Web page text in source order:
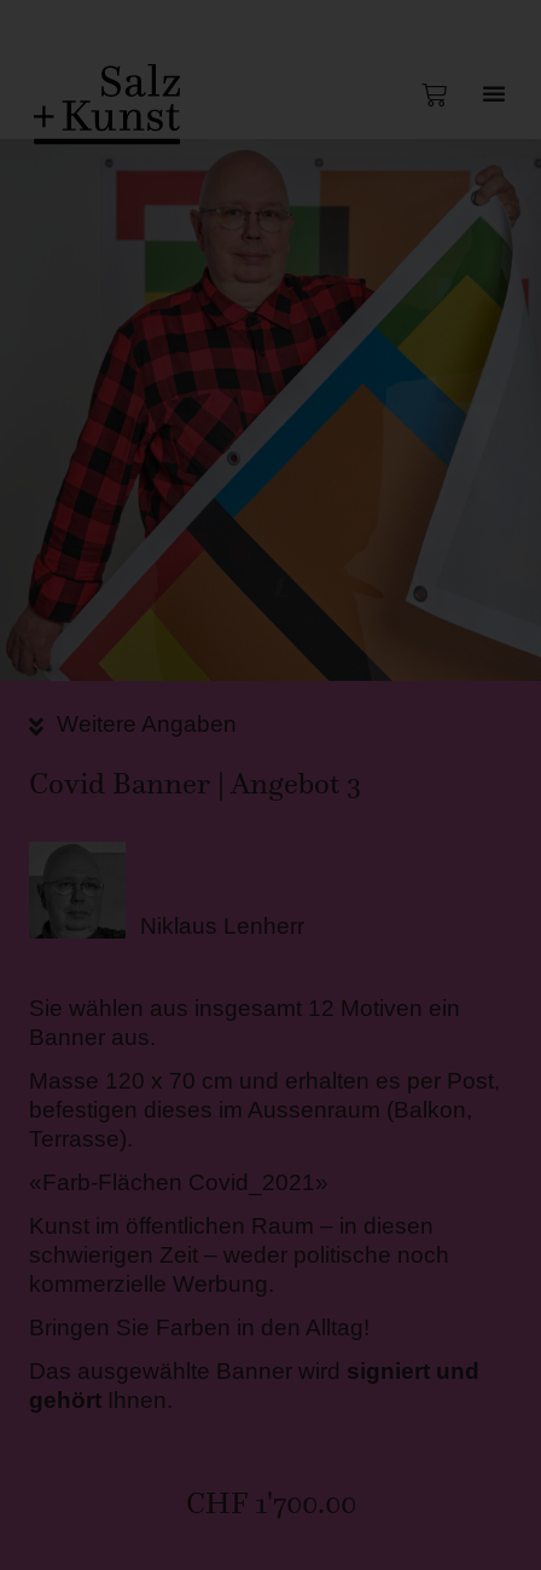
Weitere Angaben
Covid Banner | Angebot 3
Niklaus Lenherr
Sie wählen aus insgesamt 12 Motiven ein
Banner aus.
Masse 120 x 70 cm und erhalten es per Post,
befestigen dieses im Aussenraum (Balkon,
Terrasse).
«Farb-Flächen Covid_2021»
Kunst im öffentlichen Raum – in diesen
schwierigen Zeit – weder politische noch
kommerzielle Werbung.
Bringen Sie Farben in den Alltag!
Das ausgewählte Banner wird signiert und
gehört Ihnen.
CHF1'700.00